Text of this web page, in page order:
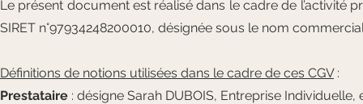
Le présent document est réalisé dans le cadre de l’activité
SIRET n°97934248200010, désignée sous le nom commercial
Définitions de notions utilisées dans le cadre de ces CGV:
Prestataire : désigne Sarah DUBOIS, Entreprise Individuelle,